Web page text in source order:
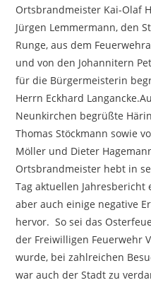
Ortsbrandmeister Kai-Olaf
Jürgen Lemmermann, den
Runge, aus dem
und von den Johannitern
für die Bürgermeisterin
Herrn Eckhard
Neunkirchen begrüßte
Thomas Stöckmann sowie
Möller und Dieter
Ortsbrandmeister hebt in
Tag aktuellen Jahresbericht
aber auch einige negative
hervor. So sei das
der Freiwilligen Feuerwehr
wurde, bei zahlreichen
war auch der Stadt zu